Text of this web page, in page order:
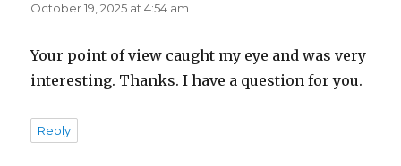
October 19, 2025 at 4:54 am
Your point of view caught my eye and was very
interesting. Thanks. I have a question for you.
Reply